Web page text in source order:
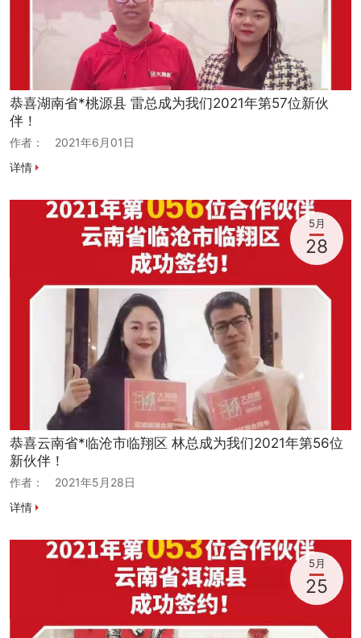
恭喜湖南省*桃源县 雷总成为我们2021年第57位新伙
伴！
作者： 2021年6月01日
详情
恭喜云南省*临沧市临翔区 林总成为我们2021年第56位
新伙伴！
作者： 2021年5月28日
5月
28
详情
5月
25